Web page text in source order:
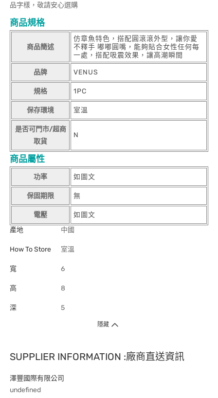
品字樣，敬請安心選購
商品規格
商品簡述
仿章魚特色，搭配圓滾滾外型，讓你愛
不釋手 嘟嘟圓嘴，能夠貼合女性任何每
一處，搭配吸震效果，讓高潮瞬間
品牌 VENUS
規格 1PC
保存環境 室溫
是否可門市/超商
取貨
N
商品屬性
功率 如圖文
保固期限 無
電壓
如圖文
產地
中國
How To Store 室溫
寬 6
高 8
深 5
隱藏
SUPPLIER INFORMATION :廠商直送資訊
澤豐國際有限公司
undefined